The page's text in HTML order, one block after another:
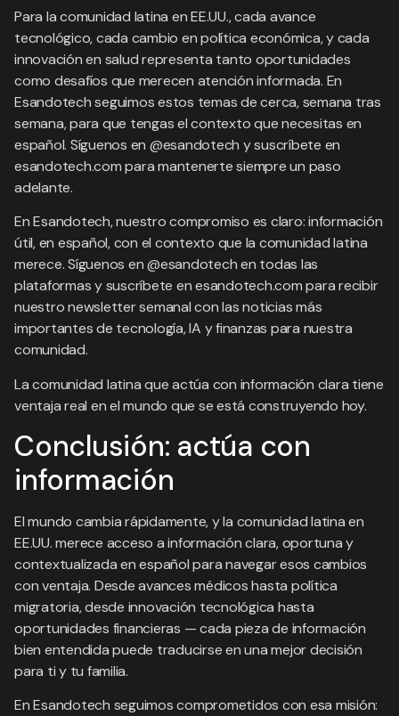
Para la comunidad latina en EE.UU., cada avance
tecnológico, cada cambio en política económica, y cada
innovación en salud representa tanto oportunidades
como desafíos que merecen atención informada. En
Esandotech seguimos estos temas de cerca, semana tras
semana, para que tengas el contexto que necesitas en
español. Síguenos en @esandotech y suscríbete en
esandotech.com para mantenerte siempre un paso
adelante.
En Esandotech, nuestro compromiso es claro: información
útil, en español, con el contexto que la comunidad latina
merece. Síguenos en @esandotech en todas las
plataformas y suscríbete en esandotech.com para recibir
nuestro newsletter semanal con las noticias más
importantes de tecnología, IA y finanzas para nuestra
comunidad.
La comunidad latina que actúa con información clara tiene
ventaja real en el mundo que se está construyendo hoy.
Conclusión: actúa con
información
El mundo cambia rápidamente, y la comunidad latina en
EE.UU. merece acceso a información clara, oportuna y
contextualizada en español para navegar esos cambios
con ventaja. Desde avances médicos hasta política
migratoria, desde innovación tecnológica hasta
oportunidades financieras — cada pieza de información
bien entendida puede traducirse en una mejor decisión
para ti y tu familia.
En Esandotech seguimos comprometidos con esa misión: